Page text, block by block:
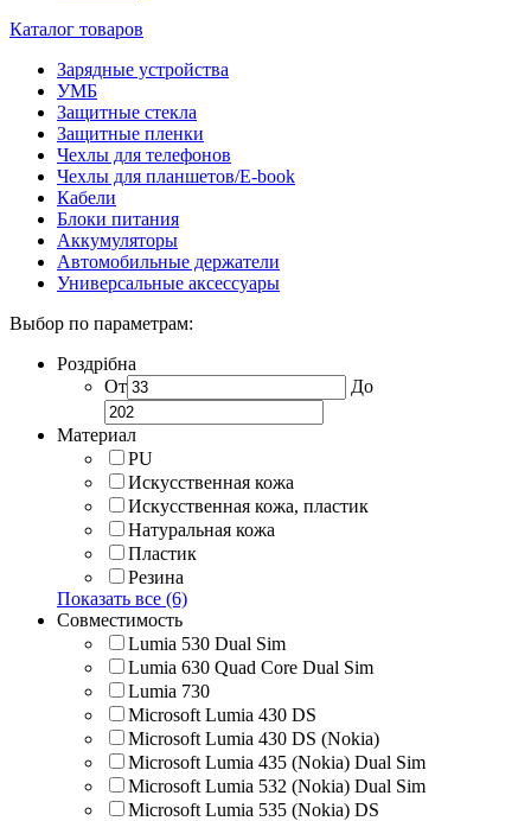
Каталог товаров
Зарядные устройства
УМБ
Защитные стекла
Защитные пленки
Чехлы для телефонов
Чехлы для планшетов/E-book
Кабели
Блоки питания
Аккумуляторы
Автомобильные держатели
Универсальные аксессуары
Выбор по параметрам:
Роздрібна
От
До
Материал
PU
Искусственная кожа
Искусственная кожа, пластик
Натуральная кожа
Пластик
Резина
Показать все (6)
Совместимость
Lumia 530 Dual Sim
Lumia 630 Quad Core Dual Sim
Lumia 730
Microsoft Lumia 430 DS
Microsoft Lumia 430 DS (Nokia)
Microsoft Lumia 435 (Nokia) Dual Sim
Microsoft Lumia 532 (Nokia) Dual Sim
Microsoft Lumia 535 (Nokia) DS